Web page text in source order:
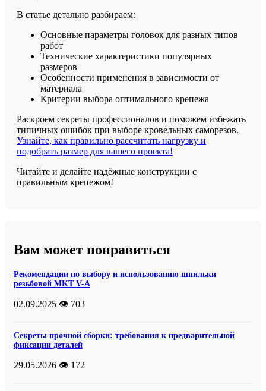
В статье детально разбираем:
Основные параметры головок для разных типов
работ
Технические характеристики популярных
размеров
Особенности применения в зависимости от
материала
Критерии выбора оптимального крепежа
Раскроем секреты профессионалов и поможем избежать
типичных ошибок при выборе кровельных саморезов.
Узнайте, как правильно рассчитать нагрузку и
подобрать размер для вашего проекта!
Читайте и делайте надёжные конструкции с
правильным крепежом!
Вам может понравиться
Рекомендации по выбору и использованию шпильки
резьбовой MKT V-A
02.09.2025 👁️ 703
Секреты прочной сборки: требования к предварительной
фиксации деталей
29.05.2026 👁️ 172